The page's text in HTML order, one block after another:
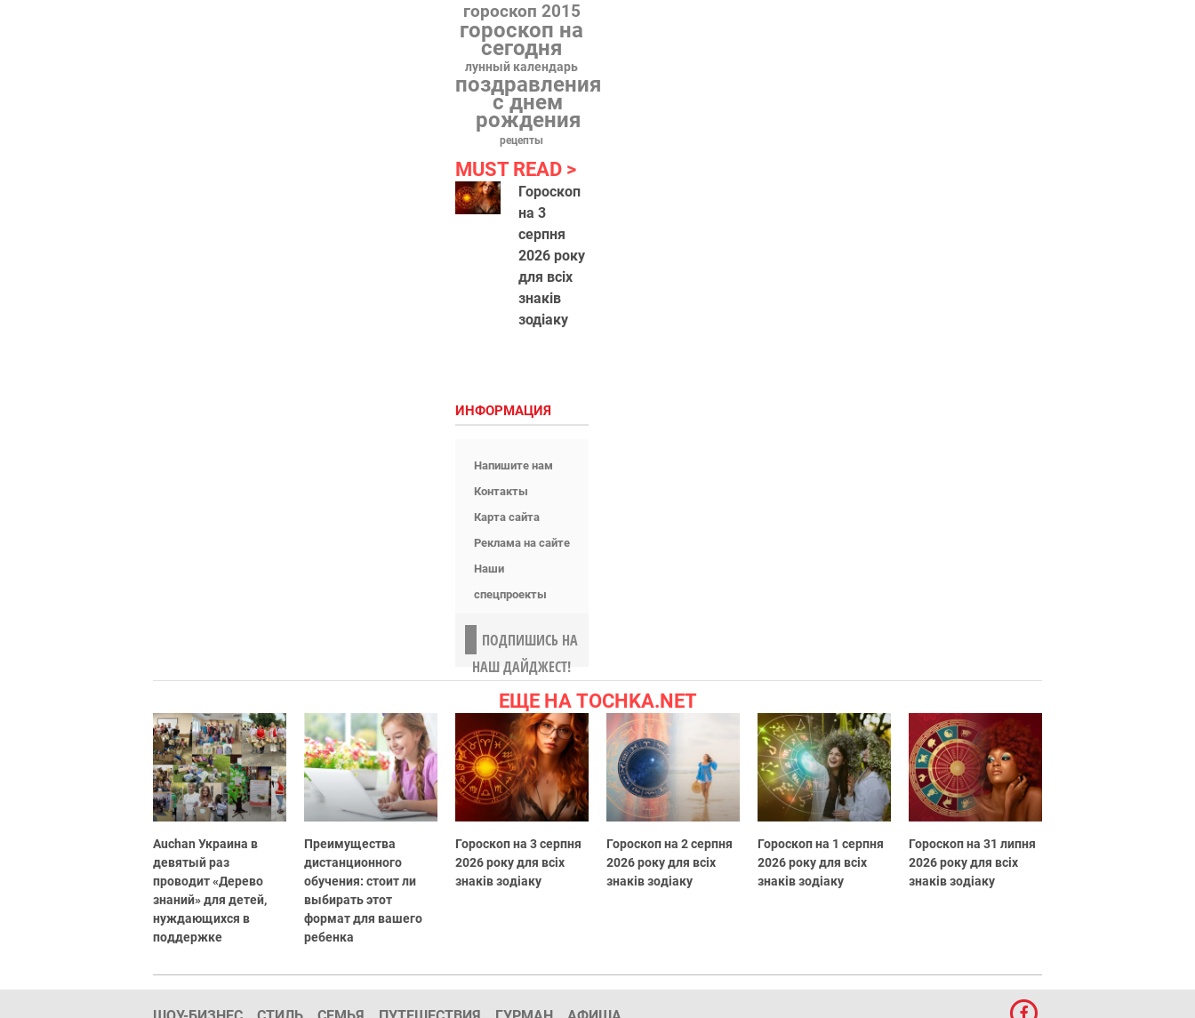
гороскоп 2015
гороскоп на
сегодня
лунный календарь
поздравления
с днем
рождения
рецепты
MUST READ
Гороскоп
на 3
серпня
2026 року
для всіх
знаків
зодіаку
ИНФОРМАЦИЯ
Напишите нам
Контакты
Карта сайта
Реклама на сайте
Наши
спецпроекты
ПОДПИШИСЬ НА
НАШ ДАЙДЖЕСТ!
ЕЩЕ НА TOCHKA.NET
Auchan Украина в
девятый раз
проводит «Дерево
знаний» для детей,
нуждающихся в
поддержке
Преимущества
дистанционного
обучения: стоит ли
выбирать этот
формат для вашего
ребенка
Гороскоп на 3 серпня
2026 року для всіх
знаків зодіаку
Гороскоп на 2 серпня
2026 року для всіх
знаків зодіаку
Гороскоп на 1 серпня
2026 року для всіх
знаків зодіаку
Гороскоп на 31 липня
2026 року для всіх
знаків зодіаку